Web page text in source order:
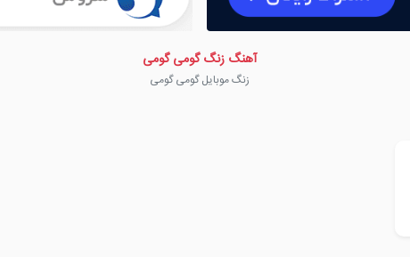
آهنگ زنگ گومی گومی
زنگ موبایل گومی گومی